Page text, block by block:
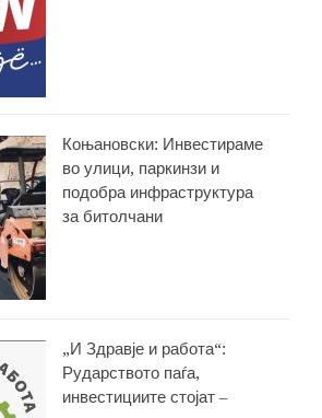
Коњановски: Инвестираме
во улици, паркинзи и
подобра инфраструктура
за битолчани
„И Здравје и работа“:
Рударството паѓа,
инвестициите стојат –